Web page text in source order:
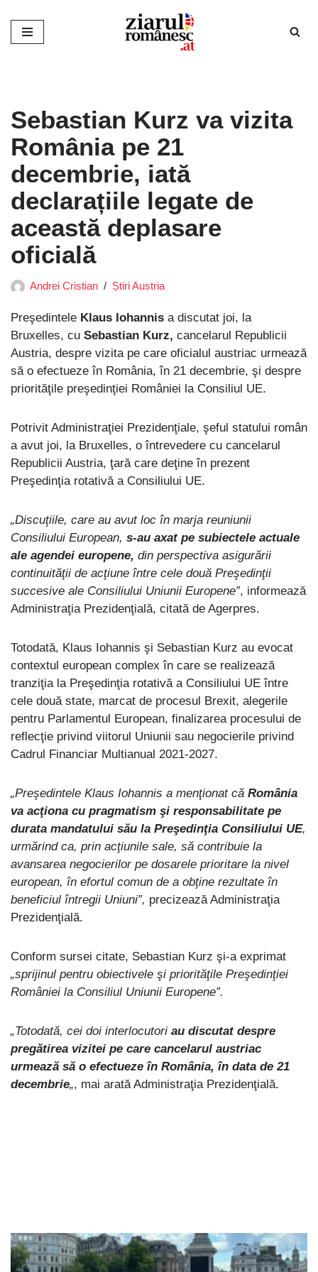
Sari
Sebastian Kurz va vizita
România pe 21
decembrie, iată
declarațiile legate de
această deplasare
oficială
Andrei Cristian Știri Austria
Preşedintele Klaus Iohannis a discutat joi, la
Bruxelles, cu Sebastian Kurz, cancelarul Republicii
Austria, despre vizita pe care oficialul austriac urmează
să o efectueze în România, în 21 decembrie, şi despre
priorităţile preşedinţiei României la Consiliul UE.
Potrivit Administraţiei Prezidenţiale, şeful statului român
a avut joi, la Bruxelles, o întrevedere cu cancelarul
Republicii Austria, ţară care deţine în prezent
Preşedinţia rotativă a Consiliului UE.
„Discuţiile, care au avut loc în marja reuniunii
Consiliului European, s-au axat pe subiectele actuale
ale agendei europene, din perspectiva asigurării
continuităţii de acţiune între cele două Preşedinţii
succesive ale Consiliului Uniunii Europene”, informează
Administraţia Prezidenţială, citată de Agerpres.
Totodată, Klaus Iohannis şi Sebastian Kurz au evocat
contextul european complex în care se realizează
tranziţia la Preşedinţia rotativă a Consiliului UE între
cele două state, marcat de procesul Brexit, alegerile
pentru Parlamentul European, finalizarea procesului de
reflecţie privind viitorul Uniunii sau negocierile privind
Cadrul Financiar Multianual 2021-2027.
„Preşedintele Klaus Iohannis a menţionat că România
va acţiona cu pragmatism şi responsabilitate pe
durata mandatului său la Preşedinţia Consiliului UE,
urmărind ca, prin acţiunile sale, să contribuie la
avansarea negocierilor pe dosarele prioritare la nivel
european, în efortul comun de a obţine rezultate în
beneficiul întregii Uniuni”, precizează Administraţia
Prezidenţială.
Conform sursei citate, Sebastian Kurz şi-a exprimat
„sprijinul pentru obiectivele şi priorităţile Preşedinţiei
României la Consiliul Uniunii Europene”.
„Totodată, cei doi interlocutori au discutat despre
pregătirea vizitei pe care cancelarul austriac
urmează să o efectueze în România, în data de 21
decembrie„, mai arată Administraţia Prezidenţială.